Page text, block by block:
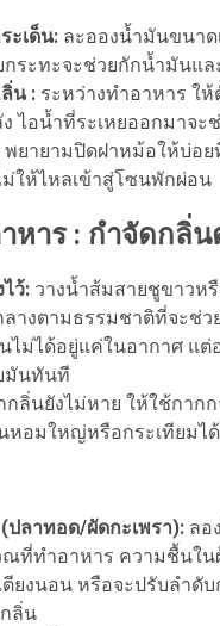
ะเด็น: ละอองน้ำมันขนา
ระทะจะช่วยกักน้ำมันแ
น : ระหว่างทำอาหาร ใ
ไอน้ำที่ระเหยออกมาจะ
พยายามปิดฝาหม้อให้บ่อย
ให้ไหลเข้าสู่โซนพักผ่อน
หาร : กำจัดกลิ่น
ว้: วางน้ำส้มสายชูขาวห
างตามธรรมชาติที่จะช่
ไม่ได้อยู่แค่ในอากาศ แต่
มันทันที
กลิ่นยังไม่หาย ให้ใช้กาก
อมใหญ่หรือกระเทียมได้
ปลาทอด/ผัดกะเพรา): ลอ
ณที่ทำอาหาร ความชื้นใ
ยงนอน หรือจะปรับลำดั
ลิ่น